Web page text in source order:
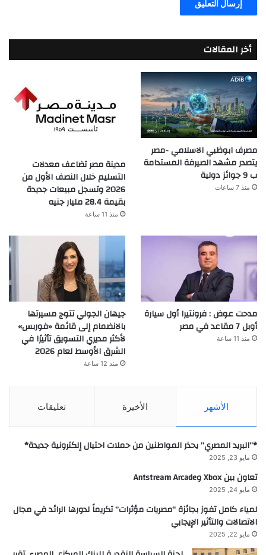
أخر المقالات
مصرف ابوظبي الاسلامي -مصر
يتصدر مشهد الصيرفة المستدامة
ب 9 جوائز دولية
منذ 7 ساعات
مدينة مصر تضاعف معدلات
التسليم خلال النصف الأول من
2026 وتسجل مبيعات جديدة
بقيمة 28.4 مليار جنيه
منذ 11 ساعة
مدحت عوض : فرونتيرا أول سيارة
أوبل 7 مقاعد في مصر
منذ 11 ساعة
جيهان الجولي تتوج مسيرتها
بالانضمام إلى قائمة «فوربس»
لأكثر مديري التسويق تأثيرًا في
الشرق الأوسط لعام 2026
منذ 12 ساعة
الأشهر الأخيرة تعليقات
*”البريد المصري” يحذر المواطنين من حملات احتيال إلكترونية جديدة*
مايو 23, 2025
تعاون بين Xbox وAntstream Arcade
مايو 24, 2025
لمياء كامل تفوز بجائزة “مصريات مؤثرات” تكريماً لدورها الرائد في مجال
الاتصالات والتأثير الإيجابي
مايو 22, 2025